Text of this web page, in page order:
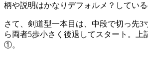
柄や説明はかなりデフォルメ？している
さて、剣道型一本目は、中段で切っ先3
ら両者5歩小さく後退してスタート。上
①。